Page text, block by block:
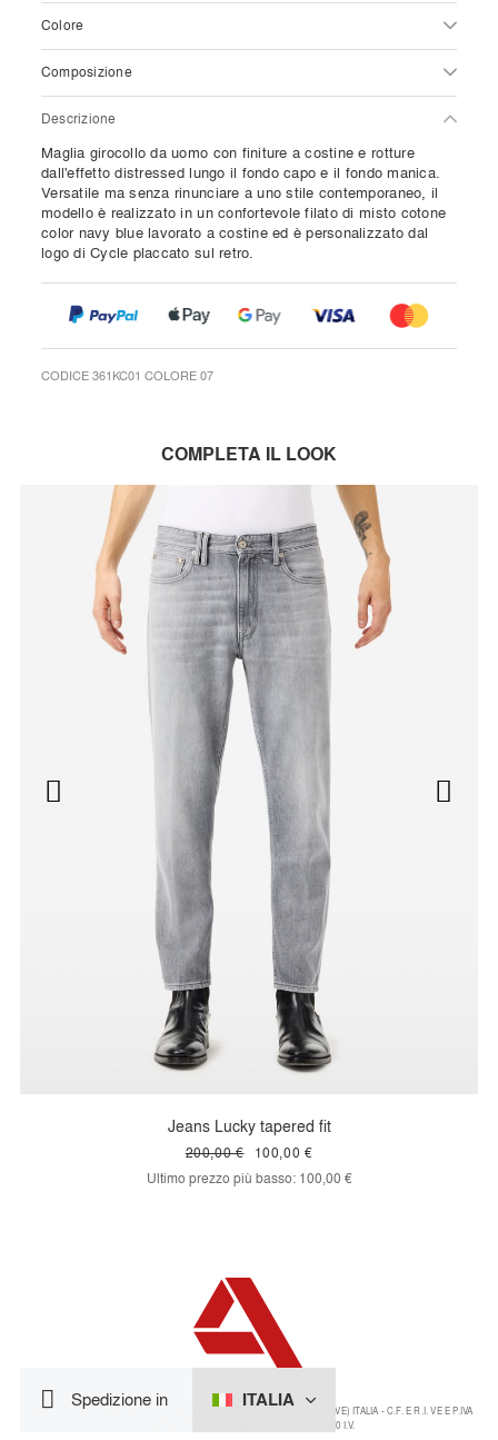
Spedizione in ITALIA
Colore
Composizione
Descrizione
Maglia girocollo da uomo con finiture a costine e rotture
dall'effetto distressed lungo il fondo capo e il fondo manica.
Versatile ma senza rinunciare a uno stile contemporaneo, il
modello è realizzato in un confortevole filato di misto cotone
color navy blue lavorato a costine ed è personalizzato dal
logo di Cycle placcato sul retro.
CODICE 361KC01 COLORE 07
COMPLETA IL LOOK
Jeans Lucky tapered fit
100,00 €
200,00 €
Ultimo prezzo più basso: 100,00 €
©2024 NUMERO 8 SRL - VIA COPERNICO 14 NOVENTA DI PIAVE I-30020 (VE) ITALIA - C.F. E R.I. VE E P.IVA
IT03591110279 - CAPITALE SOCIALE € 50.000,00 I.V.